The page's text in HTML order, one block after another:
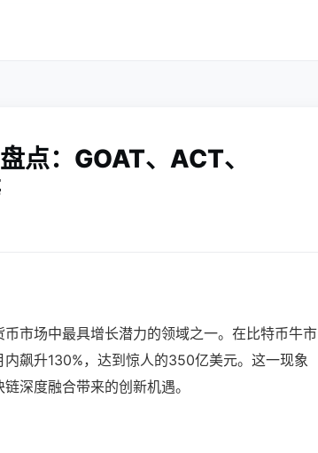
点：GOAT、ACT、
市场中最具增长潜力的领域之一。在比特币牛市
飙升130%，达到惊人的350亿美元。这一现象
深度融合带来的创新机遇。